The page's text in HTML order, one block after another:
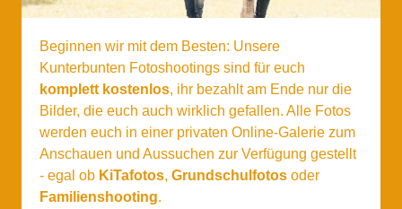
Beginnen wir mit dem Besten: Unsere
Kunterbunten Fotoshootings sind für euch
komplett kostenlos, ihr bezahlt am Ende nur die
Bilder, die euch auch wirklich gefallen. Alle Fotos
werden euch in einer privaten Online-Galerie zum
Anschauen und Aussuchen zur Verfügung gestellt
- egal ob KiTafotos, Grundschulfotos oder
Familienshooting.